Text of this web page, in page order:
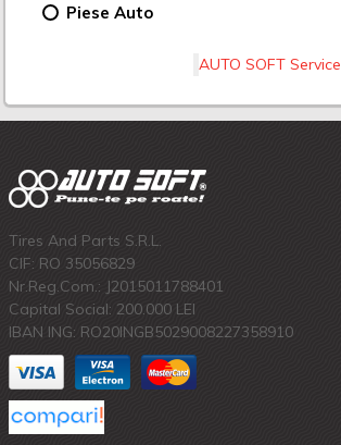
Piese Auto
AUTO SOFT Service
Tires And Parts S.R.L.
CIF: RO 35056829
Nr.Reg.Com.: J2015011788401
Capital Social: 200.000 LEI
IBAN ING: RO20INGB5029008227358910